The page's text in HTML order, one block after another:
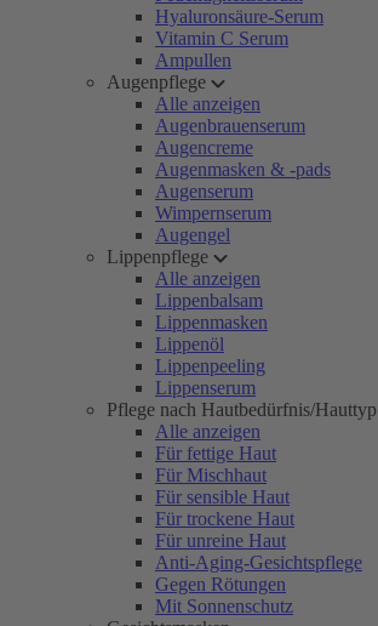
Hyaluronsäure-Serum
Vitamin C Serum
Ampullen
Augenpflege
Alle anzeigen
Augenbrauenserum
Augencreme
Augenmasken & -pads
Augenserum
Wimpernserum
Augengel
Lippenpflege
Alle anzeigen
Lippenbalsam
Lippenmasken
Lippenöl
Lippenpeeling
Lippenserum
Pflege nach Hautbedürfnis/Hauttyp
Alle anzeigen
Für fettige Haut
Für Mischhaut
Für sensible Haut
Für trockene Haut
Für unreine Haut
Anti-Aging-Gesichtspflege
Gegen Rötungen
Mit Sonnenschutz